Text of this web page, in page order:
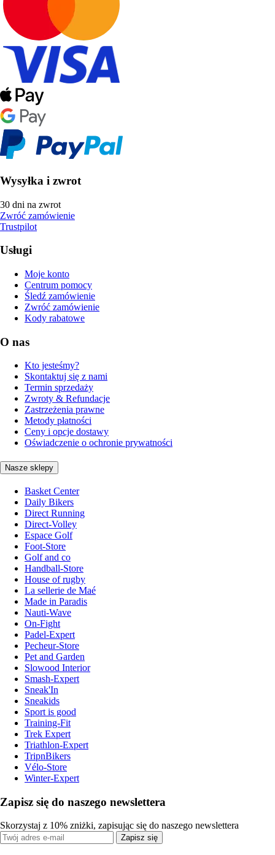
Wysyłka i zwrot
30 dni na zwrot
Zwróć zamówienie
Trustpilot
Usługi
Moje konto
Centrum pomocy
Śledź zamówienie
Zwróć zamówienie
Kody rabatowe
O nas
Kto jesteśmy?
Skontaktuj się z nami
Termin sprzedaży
Zwroty & Refundacje
Zastrzeżenia prawne
Metody płatności
Ceny i opcje dostawy
Oświadczenie o ochronie prywatności
Nasze sklepy
Basket Center
Daily Bikers
Direct Running
Direct-Volley
Espace Golf
Foot-Store
Golf and co
Handball-Store
House of rugby
La sellerie de Maé
Made in Paradis
Nauti-Wave
On-Fight
Padel-Expert
Pecheur-Store
Pet and Garden
Slowood Interior
Smash-Expert
Sneak'In
Sneakids
Sport is good
Training-Fit
Trek Expert
Triathlon-Expert
TripnBikers
Vélo-Store
Winter-Expert
Zapisz się do naszego newslettera
Skorzystaj z 10% zniżki, zapisując się do naszego newslettera
Zapisz się